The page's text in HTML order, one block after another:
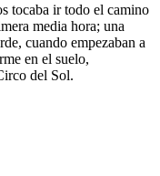
tocaba ir todo el camino
media hora; una
cuando empezaban a
en el suelo,
del Sol.